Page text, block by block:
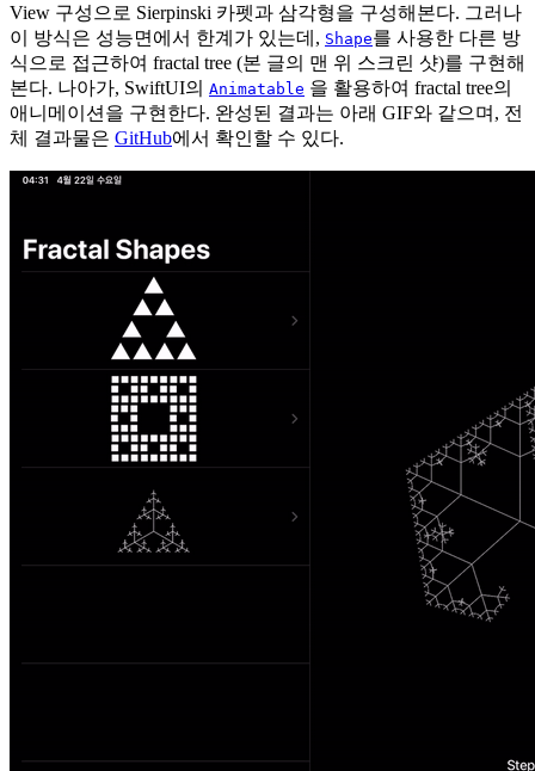
View 구성으로 Sierpinski 카펫과 삼각형을 구성해본다. 그러나
이 방식은 성능면에서 한계가 있는데, Shape를 사용한 다른 방
식으로 접근하여 fractal tree (본 글의 맨 위 스크린 샷)를 구현해
본다. 나아가, SwiftUI의 Animatable 을 활용하여 fractal tree의
애니메이션을 구현한다. 완성된 결과는 아래 GIF와 같으며, 전
체 결과물은 GitHub에서 확인할 수 있다.